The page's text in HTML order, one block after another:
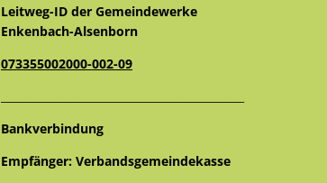
Leitweg-ID der Gemeindewerke
Enkenbach-Alsenborn
073355002000-002-09
Bankverbindung
Empfänger: Verbandsgemeindekasse